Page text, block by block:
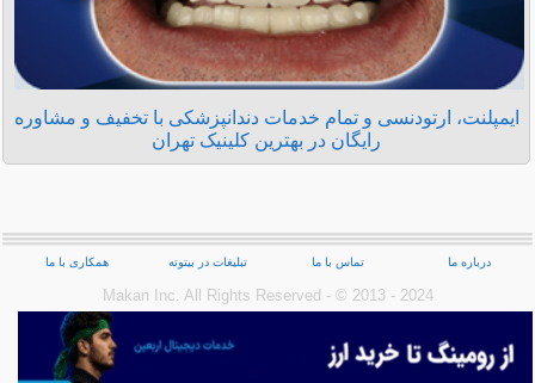
ایمپلنت، ارتودنسی و تمام خدمات دندانپزشکی با تخفیف و مشاوره
رایگان در بهترین کلینیک تهران
درباره ما تماس با ما تبلیغات در بیتوته همکاری با ما
Makan Inc.‎ All Rights Reserved - © 2013 - 2024